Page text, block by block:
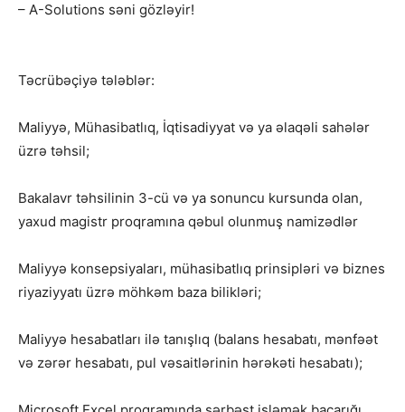
– A-Solutions səni gözləyir!
Təcrübəçiyə tələblər:
Maliyyə, Mühasibatlıq, İqtisadiyyat və ya əlaqəli sahələr
üzrə təhsil;
Bakalavr təhsilinin 3-cü və ya sonuncu kursunda olan,
yaxud magistr proqramına qəbul olunmuş namizədlər
Maliyyə konsepsiyaları, mühasibatlıq prinsipləri və biznes
riyaziyyatı üzrə möhkəm baza bilikləri;
Maliyyə hesabatları ilə tanışlıq (balans hesabatı, mənfəət
və zərər hesabatı, pul vəsaitlərinin hərəkəti hesabatı);